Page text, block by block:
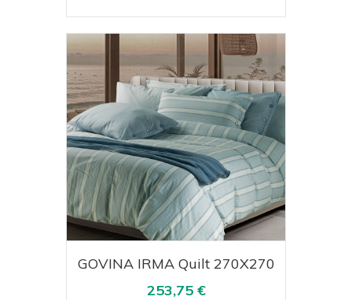
Acquista Visualizza
GOVINA IRMA Quilt 270X270
253,75 €